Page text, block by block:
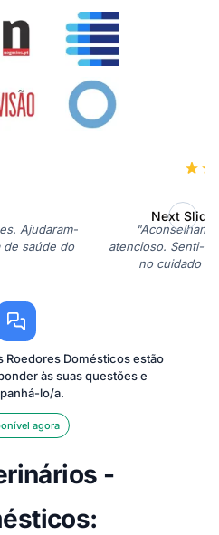
Ajudaram-
de saúde do
atencioso. Senti-
no cuidado
Next Slide
Roedores Domésticos estão
às suas questões e
lo/a.
agora
-